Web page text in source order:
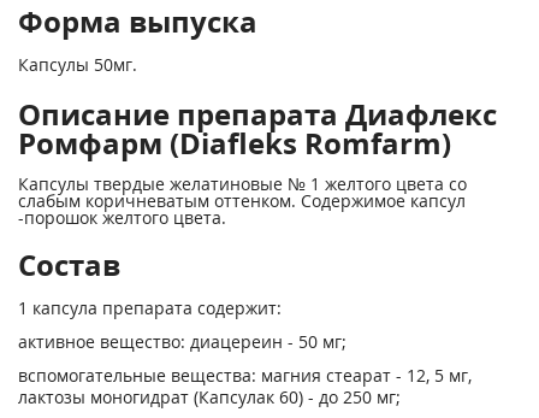
Форма выпуска
Капсулы 50мг.
Описание препарата Диафлекс
Ромфарм (Diafleks Romfarm)
Капсулы твердые желатиновые № 1 желтого цвета со
слабым коричневатым оттенком. Содержимое капсул
-порошок желтого цвета.
Состав
1 капсула препарата содержит:
активное вещество: диацереин - 50 мг;
вспомогательные вещества: магния стеарат - 12, 5 мг,
лактозы моногидрат (Капсулак 60) - до 250 мг;